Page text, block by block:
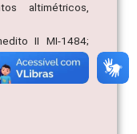
altimétricos,
II MI-1484;
MI-1486; Alta
MI-1628; MI-